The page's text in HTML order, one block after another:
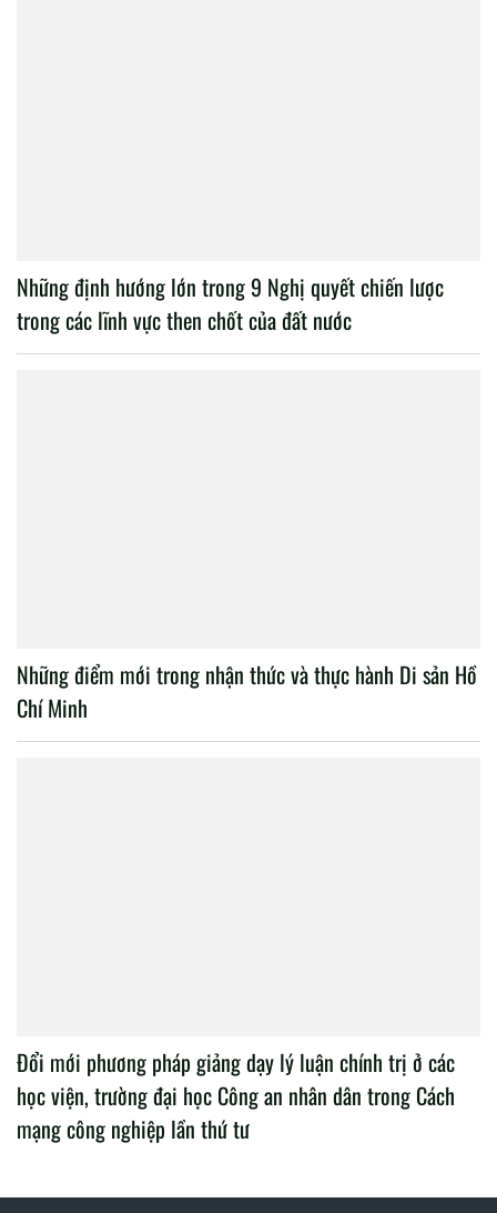
Những định hướng lớn trong 9 Nghị quyết chiến lược
trong các lĩnh vực then chốt của đất nước
Những điểm mới trong nhận thức và thực hành Di sản Hồ
Chí Minh
Đổi mới phương pháp giảng dạy lý luận chính trị ở các
học viện, trường đại học Công an nhân dân trong Cách
mạng công nghiệp lần thứ tư